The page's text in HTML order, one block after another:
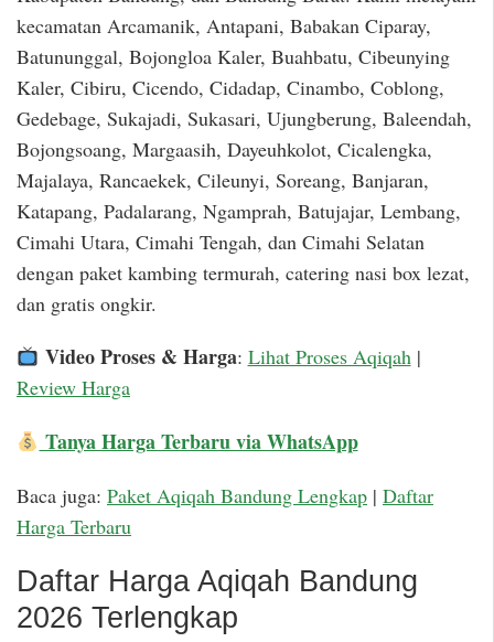
kecamatan Arcamanik, Antapani, Babakan Ciparay,
Batununggal, Bojongloa Kaler, Buahbatu, Cibeunying
Kaler, Cibiru, Cicendo, Cidadap, Cinambo, Coblong,
Gedebage, Sukajadi, Sukasari, Ujungberung, Baleendah,
Bojongsoang, Margaasih, Dayeuhkolot, Cicalengka,
Majalaya, Rancaekek, Cileunyi, Soreang, Banjaran,
Katapang, Padalarang, Ngamprah, Batujajar, Lembang,
Cimahi Utara, Cimahi Tengah, dan Cimahi Selatan
dengan paket kambing termurah, catering nasi box lezat,
dan gratis ongkir.
Video Proses & Harga: Lihat Proses Aqiqah|
Review Harga
Tanya Harga Terbaru via WhatsApp
Baca juga: Paket Aqiqah Bandung Lengkap | Daftar
Harga Terbaru
Daftar Harga Aqiqah Bandung
2026 Terlengkap